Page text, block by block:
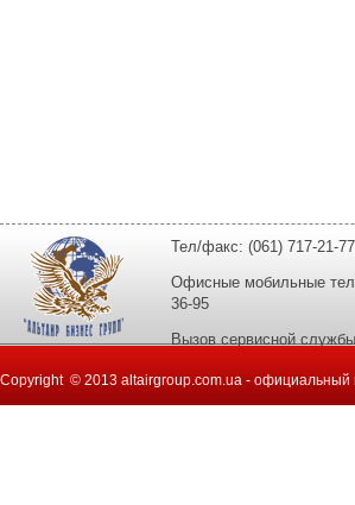
Тел/факс: (061) 717-21-
Офисные мобильные
36-95
Вызов сервисной
Copyright © 2013 altairgroup.com.ua - официальный